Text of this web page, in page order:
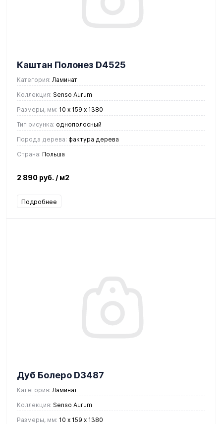
Каштан Полонез D4525
Категория: Ламинат
Коллекция: Senso Aurum
Размеры, мм: 10 х 159 х 1380
Тип рисунка: однополосный
Порода дерева: фактура дерева
Страна: Польша
2 890 руб. / м2
Подробнее
Дуб Болеро D3487
Категория: Ламинат
Коллекция: Senso Aurum
Размеры, мм: 10 х 159 х 1380